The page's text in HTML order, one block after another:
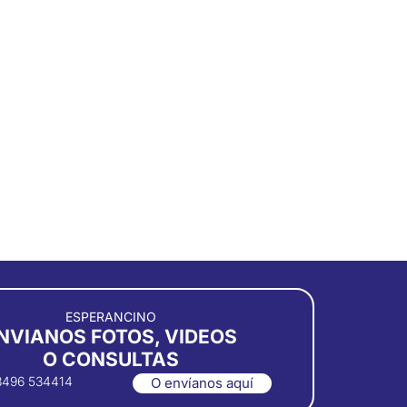
ESPERANCINO
FOTOS, VIDEOS
O CONSULTAS
534414 O envíanos aquí